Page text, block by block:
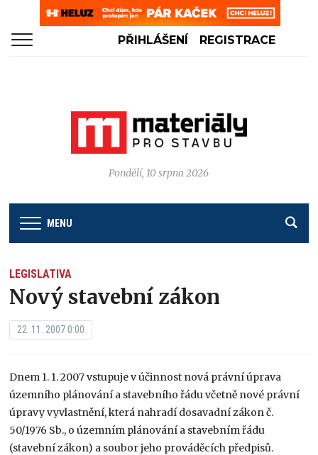
PŘIHLÁŠENÍ REGISTRACE
Pondělí, 10 srpna 2026
MENU
LEGISLATIVA
Nový stavební zákon
22. 11. 2007 0:00
Dnem 1. 1. 2007 vstupuje v účinnost nová právní úprava
územního plánování a stavebního řádu včetně nové právní
úpravy vyvlastnění, která nahradí dosavadní zákon č.
50/1976 Sb., o územním plánování a stavebním řádu
(stavební zákon) a soubor jeho prováděcích předpisů.